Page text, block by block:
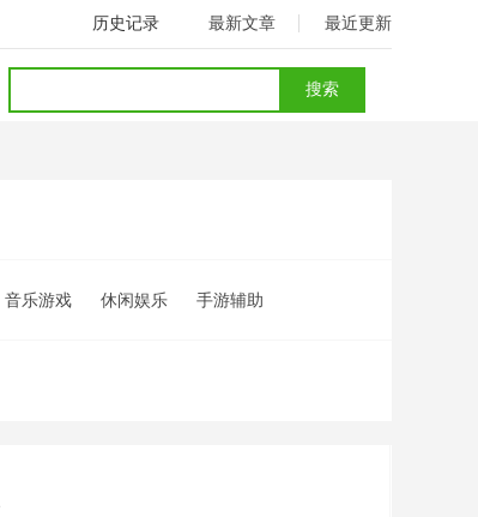
历史记录 最新文章 最近更新
音乐游戏 休闲娱乐 手游辅助